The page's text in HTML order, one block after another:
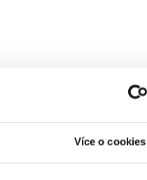
Více o cookies